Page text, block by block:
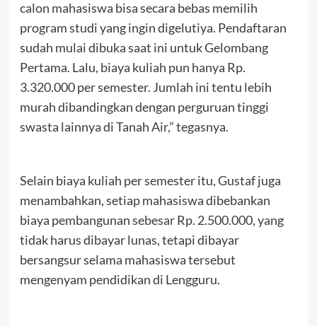
calon mahasiswa bisa secara bebas memilih
program studi yang ingin digelutiya. Pendaftaran
sudah mulai dibuka saat ini untuk Gelombang
Pertama. Lalu, biaya kuliah pun hanya Rp.
3.320.000 per semester. Jumlah ini tentu lebih
murah dibandingkan dengan perguruan tinggi
swasta lainnya di Tanah Air,” tegasnya.
Selain biaya kuliah per semester itu, Gustaf juga
menambahkan, setiap mahasiswa dibebankan
biaya pembangunan sebesar Rp. 2.500.000, yang
tidak harus dibayar lunas, tetapi dibayar
bersangsur selama mahasiswa tersebut
mengenyam pendidikan di Lengguru.